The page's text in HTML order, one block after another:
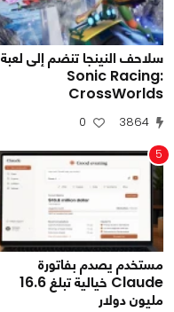
سلاحف النينجا تنضم إلى لعبة
Sonic Racing:
CrossWorlds
3864
0
5
مستخدم يصدم بفاتورة
Claude خيالية تبلغ 16.6
مليون دولار